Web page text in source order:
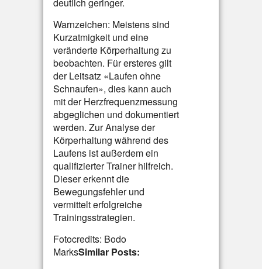
Warnzeichen: Meistens sind
Kurzatmigkeit und eine
veränderte Körperhaltung zu
beobachten. Für ersteres gilt
der Leitsatz «Laufen ohne
Schnaufen», dies kann auch
mit der Herzfrequenzmessung
abgeglichen und dokumentiert
werden. Zur Analyse der
Körperhaltung während des
Laufens ist außerdem ein
qualifizierter Trainer hilfreich.
Dieser erkennt die
Bewegungsfehler und
vermittelt erfolgreiche
Trainingsstrategien.
Fotocredits: Bodo
MarksSimilar Posts: